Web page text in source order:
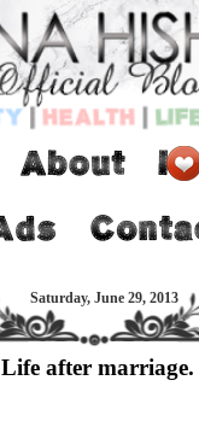
Saturday, June 29, 2013
Life after marriage.